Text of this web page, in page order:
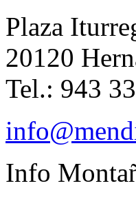
Plaza
20120
Tel.: 943
Info